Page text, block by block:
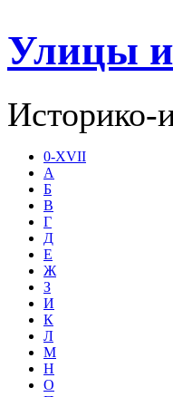
Улицы
Историко-
0-XVII
А
Б
В
Г
Д
Е
Ж
З
И
К
Л
М
Н
О